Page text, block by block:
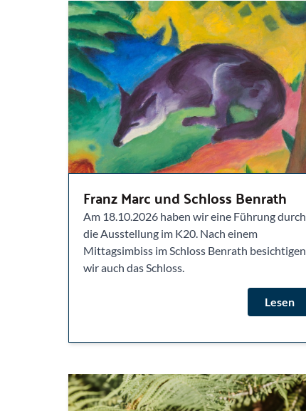
Franz Marc und Schloss Benrath
Am 18.10.2026 haben wir eine Führung durch
die Ausstellung im K20. Nach einem
Mittagsimbiss im Schloss Benrath besichtigen
wir auch das Schloss.
Lesen